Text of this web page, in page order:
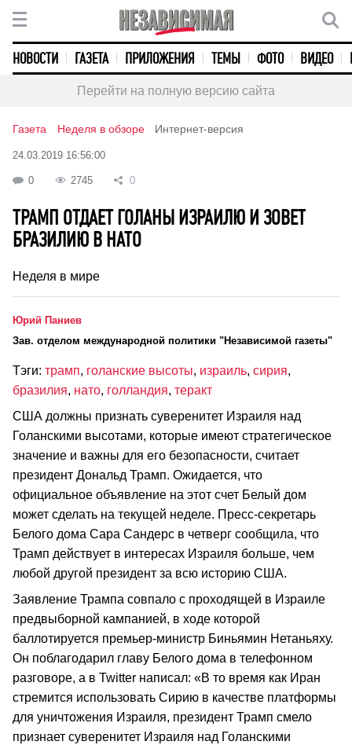
НОВОСТИ ГАЗЕТА ПРИЛОЖЕНИЯ ТЕМЫ ФОТО ВИДЕО
Перейти на полную версию сайта
Газета Неделя в обзоре Интернет-версия
24.03.2019 16:56:00
0 2745 0
ТРАМП ОТДАЕТ ГОЛАНЫ ИЗРАИЛЮ И ЗОВЕТ
БРАЗИЛИЮ В НАТО
Неделя в мире
Юрий Паниев
Зав. отделом международной политики "Независимой газеты"
Тэги: трамп, голанские высоты, израиль, сирия,
бразилия, нато, голландия, теракт
США должны признать суверенитет Израиля над
Голанскими высотами, которые имеют стратегическое
значение и важны для его безопасности, считает
президент Дональд Трамп. Ожидается, что
официальное объявление на этот счет Белый дом
может сделать на текущей неделе. Пресс-секретарь
Белого дома Сара Сандерс в четверг сообщила, что
Трамп действует в интересах Израиля больше, чем
любой другой президент за всю историю США.
Заявление Трампа совпало с проходящей в Израиле
предвыборной кампанией, в ходе которой
баллотируется премьер-министр Биньямин Нетаньяху.
Он поблагодарил главу Белого дома в телефонном
разговоре, а в Twitter написал: «В то время как Иран
стремится использовать Сирию в качестве платформы
для уничтожения Израиля, президент Трамп смело
признает суверенитет Израиля над Голанскими